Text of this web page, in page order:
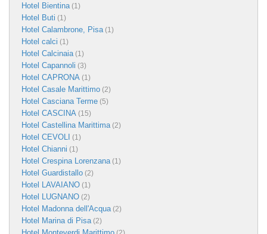
Hotel Bientina (1)
Hotel Buti (1)
Hotel Calambrone, Pisa (1)
Hotel calci (1)
Hotel Calcinaia (1)
Hotel Capannoli (3)
Hotel CAPRONA (1)
Hotel Casale Marittimo (2)
Hotel Casciana Terme (5)
Hotel CASCINA (15)
Hotel Castellina Marittima (2)
Hotel CEVOLI (1)
Hotel Chianni (1)
Hotel Crespina Lorenzana (1)
Hotel Guardistallo (2)
Hotel LAVAIANO (1)
Hotel LUGNANO (2)
Hotel Madonna dell'Acqua (2)
Hotel Marina di Pisa (2)